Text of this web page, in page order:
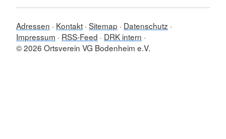
Adressen Kontakt Sitemap
Datenschutz
Impressum
RSS-Feed
DRK intern
© 2026 Ortsverein VG Bodenheim e.V.